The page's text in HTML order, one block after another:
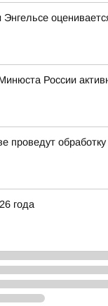
России
обработку
года